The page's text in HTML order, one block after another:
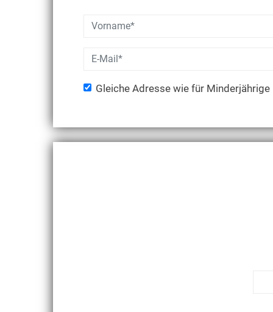
Gleiche Adresse wie für Minderjährige